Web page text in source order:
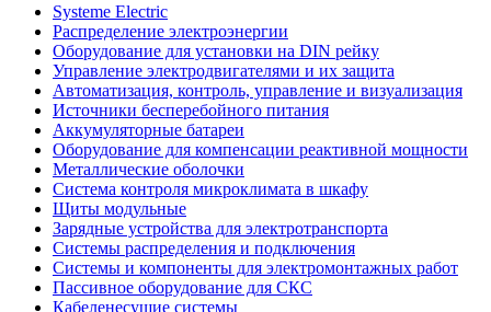
Systeme Electric
Распределение электроэнергии
Оборудование для установки на DIN рейку
Управление электродвигателями и их защита
Автоматизация, контроль, управление и визуализация
Источники бесперебойного питания
Аккумуляторные батареи
Оборудование для компенсации реактивной мощности
Металлические оболочки
Система контроля микроклимата в шкафу
Щиты модульные
Зарядные устройства для электротранспорта
Системы распределения и подключения
Системы и компоненты для электромонтажных работ
Пассивное оборудование для СКС
Кабеленесущие системы